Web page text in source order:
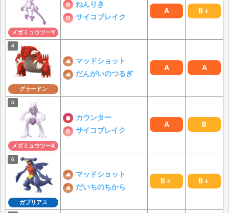
メガミュウツーY
ねんりき
サイコブレイク
A B＋
グラードン
マッドショット
だんがいのつるぎ
A A
メガミュウツーX
カウンター
サイコブレイク
A B
ガブリアス
マッドショット
だいちのちから
B＋ B＋